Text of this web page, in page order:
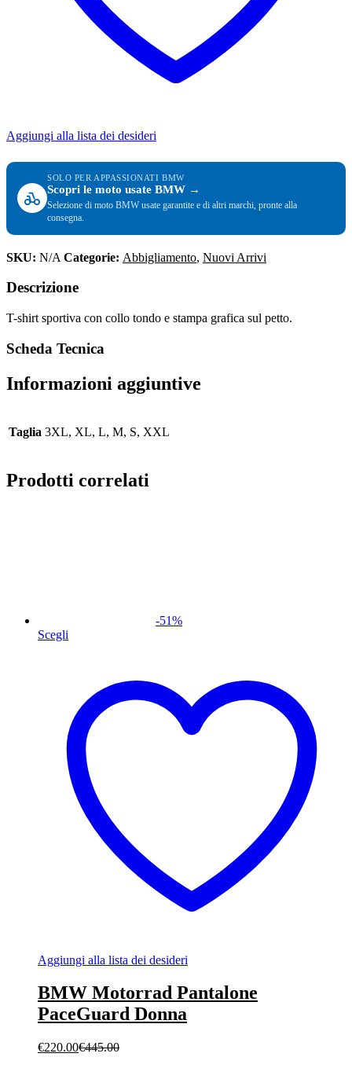
Aggiungi alla lista dei desideri
SOLO PER APPASSIONATI BMW
Scopri le moto usate BMW →
Selezione di moto BMW usate garantite e di altri marchi, pronte alla
consegna.
SKU: N/A Categorie: Abbigliamento, Nuovi Arrivi
Descrizione
T-shirt sportiva con collo tondo e stampa grafica sul petto.
Scheda Tecnica
Informazioni aggiuntive
Taglia 3XL, XL, L, M, S, XXL
Prodotti correlati
-51%
Scegli
Aggiungi alla lista dei desideri
BMW Motorrad Pantalone
PaceGuard Donna
€220.00€445.00